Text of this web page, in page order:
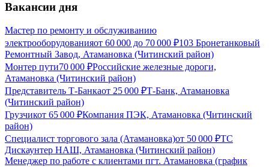
Вакансии дня
Мастер по ремонту и обслуживанию
электрооборудованияот 60 000 до 70 000 ₽103 Бронетанковый
Ремонтный Завод, Атамановка (Читинский район)
Монтер пути70 000 ₽Российские железные дороги,
Атамановка (Читинский район)
Представитель Т-Банкаот 25 000 ₽Т-Банк, Атамановка
(Читинский район)
Грузчикот 65 000 ₽Компания ПЭК, Атамановка (Читинский
район)
Специалист торгового зала (Атамановка)от 50 000 ₽ТС
Дискаунтер НАШ, Атамановка (Читинский район)
Менеджер по работе с клиентами пгт. Атамановка (график